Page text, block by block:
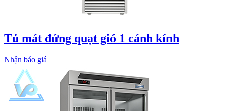
Tủ mát đứng quạt gió 1 cánh kính
Nhận báo giá